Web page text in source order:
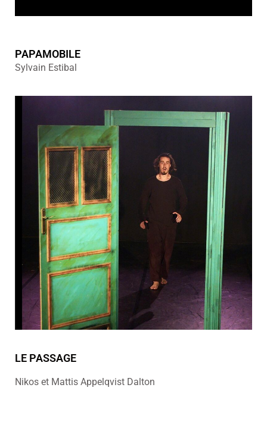
PAPAMOBILE
Sylvain Estibal
LE PASSAGE
Nikos et Mattis Appelqvist Dalton